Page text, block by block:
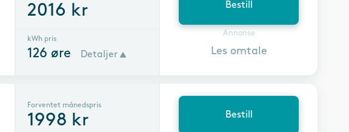
2016 kr
kWh pris
126 øre Detaljer
Bestill
Annonse
Les omtale
Forventet månedspris
1998 kr Bestill